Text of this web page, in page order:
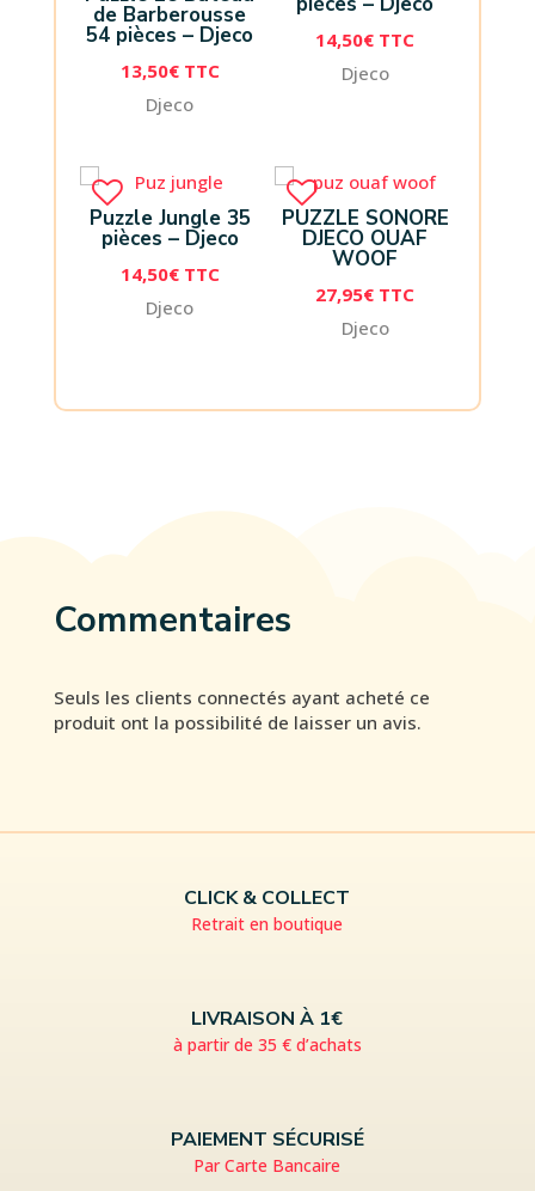
de Barberousse
54 pièces – Djeco
13,50€ TTC
Djeco
14,50€ TTC
Djeco
Puzzle Jungle 35
pièces – Djeco
14,50€ TTC
Djeco
PUZZLE SONORE
DJECO OUAF
WOOF
27,95€ TTC
Djeco
Commentaires
Seuls les clients connectés ayant acheté ce
produit ont la possibilité de laisser un avis.
CLICK & COLLECT
Retrait en boutique
LIVRAISON À 1€
à partir de 35 € d’achats
PAIEMENT SÉCURISÉ
Par Carte Bancaire